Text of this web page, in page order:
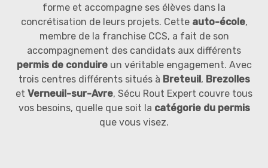
forme et accompagne ses élèves dans la
concrétisation de leurs projets. Cette auto-école,
membre de la franchise CCS, a fait de son
accompagnement des candidats aux différents
permis de conduireun véritable engagement. Avec
trois centres différents situés à Breteuil, Brezolles
et Verneuil-sur-Avre, Sécu Rout Expert couvre tous
vos besoins, quelle que soit la catégorie du permis
que vous visez.